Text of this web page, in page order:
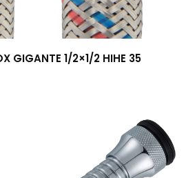
GIGANTE 1/2×1/2 HIHE 35